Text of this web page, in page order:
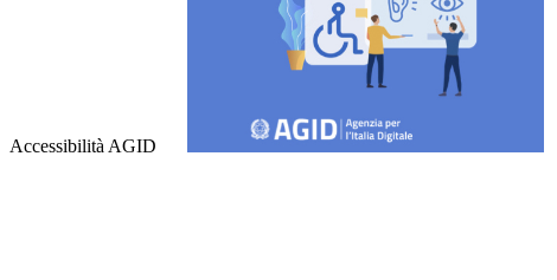
Accessibilità AGID